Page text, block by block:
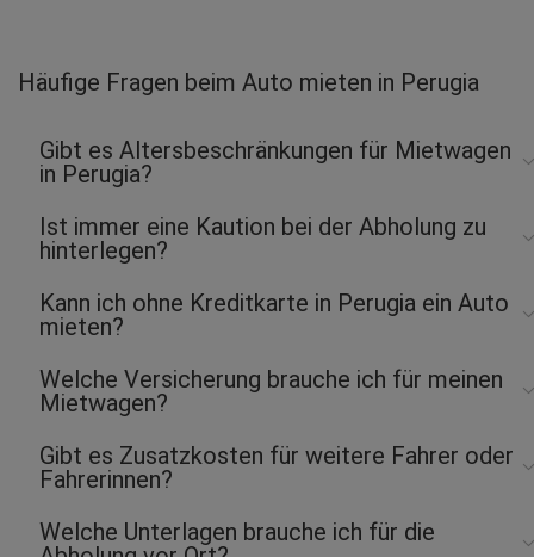
Abholort: Perugia Flughafen
Felix H.
abgegeben am 18.09.2025
Vermieter: Budget
Häufige Fragen beim Auto mieten in Perugia
Gibt es Altersbeschränkungen für Mietwagen
in Perugia?
Ist immer eine Kaution bei der Abholung zu
hinterlegen?
Kann ich ohne Kreditkarte in Perugia ein Auto
mieten?
Welche Versicherung brauche ich für meinen
Mietwagen?
Gibt es Zusatzkosten für weitere Fahrer oder
Fahrerinnen?
Welche Unterlagen brauche ich für die